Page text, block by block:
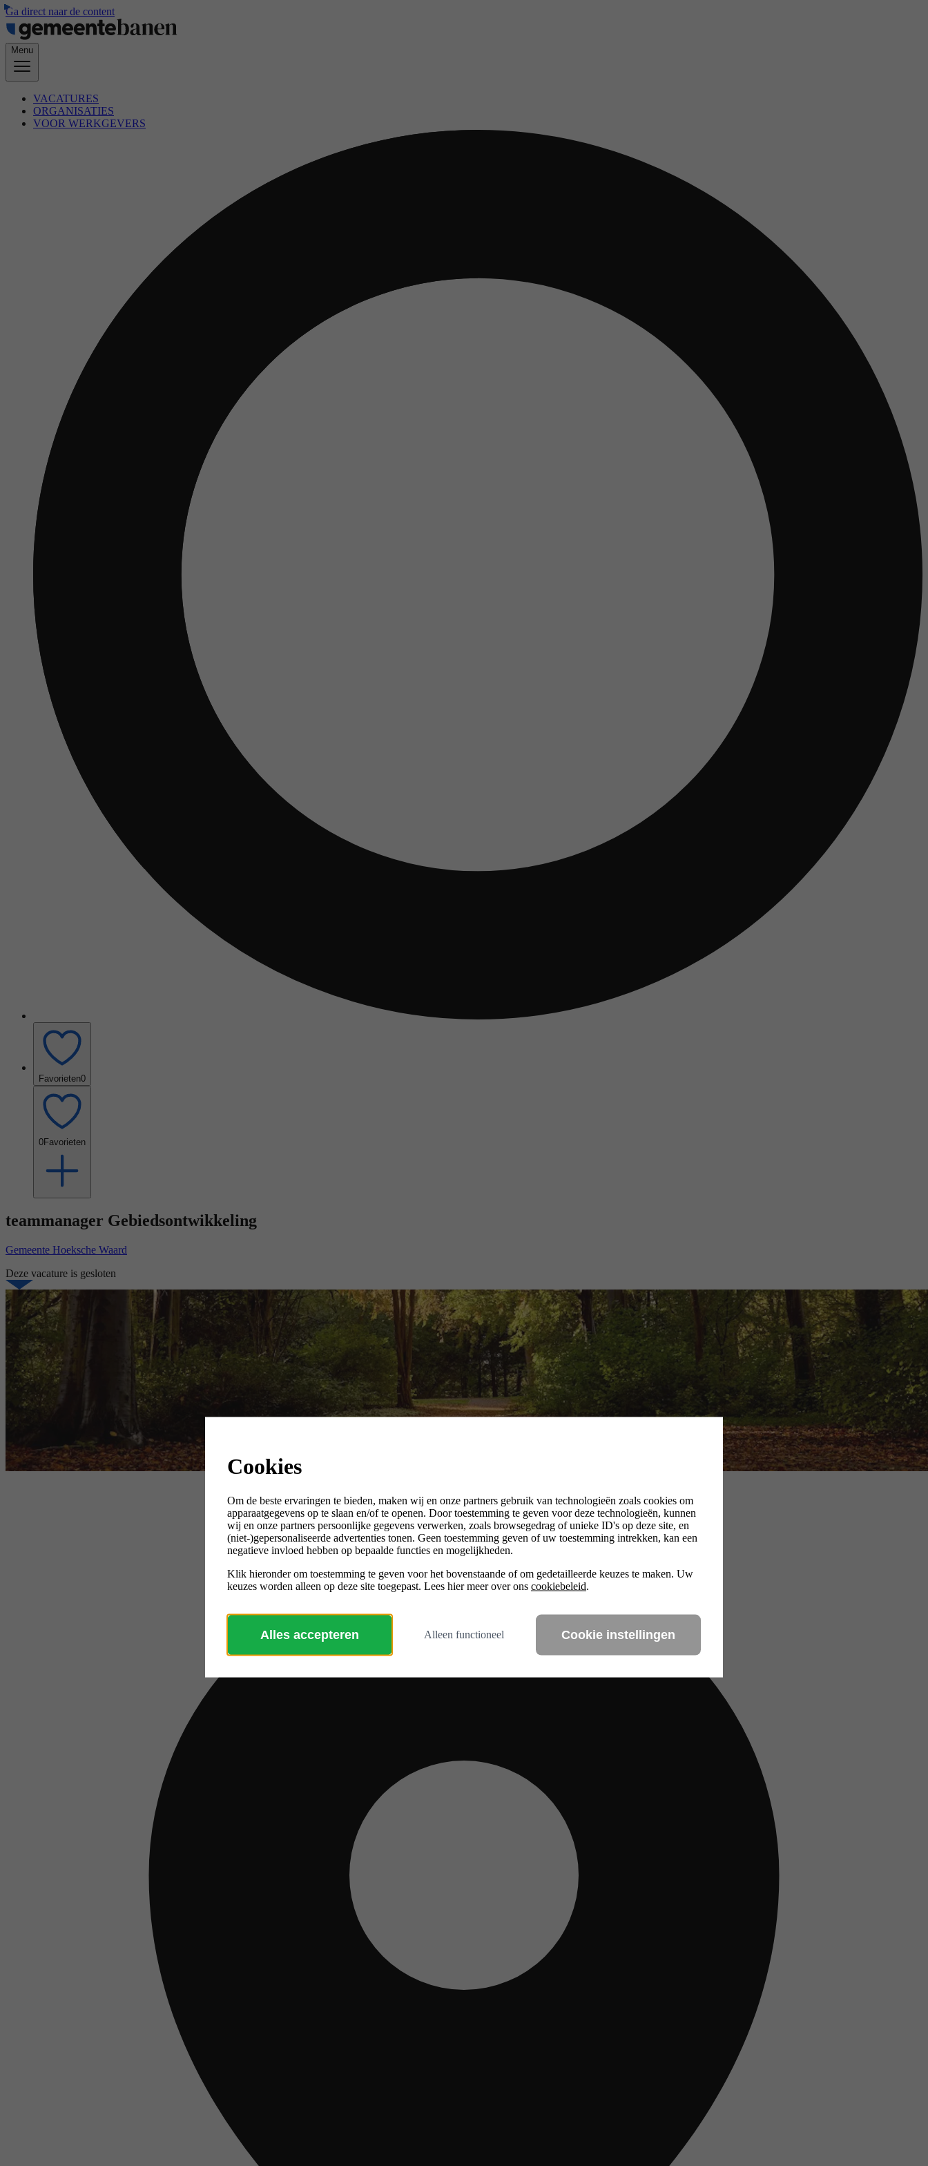
Ga direct naar de content
Menu
VACATURES
ORGANISATIES
VOOR WERKGEVERS
Favorieten0
0Favorieten
teammanager Gebiedsontwikkeling
Gemeente Hoeksche Waard
Deze vacature is gesloten
Cookies
Om de beste ervaringen te bieden, maken wij en onze partners gebruik van technologieën zoals cookies om
apparaatgegevens op te slaan en/of te openen. Door toestemming te geven voor deze technologieën, kunnen
wij en onze partners persoonlijke gegevens verwerken, zoals browsegedrag of unieke ID's op deze site, en
(niet-)gepersonaliseerde advertenties tonen. Geen toestemming geven of uw toestemming intrekken, kan een
negatieve invloed hebben op bepaalde functies en mogelijkheden.
Klik hieronder om toestemming te geven voor het bovenstaande of om gedetailleerde keuzes te maken. Uw
keuzes worden alleen op deze site toegepast. Lees hier meer over ons cookiebeleid.
Alles accepteren Alleen functioneel Cookie instellingen